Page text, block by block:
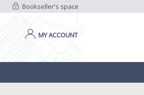
Bookseller's space
MY ACCOUNT